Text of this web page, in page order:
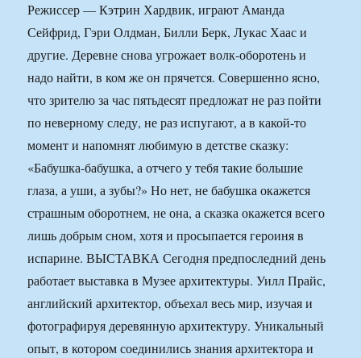
Режиссер — Кэтрин Хардвик, играют Аманда
Сейфрид, Гэри Олдман, Билли Берк, Лукас Хаас и
другие. Деревне снова угрожает волк-оборотень и
надо найти, в ком же он прячется. Совершенно ясно,
что зрителю за час пятьдесят предложат не раз пойти
по неверному следу, не раз испугают, а в какой-то
момент и напомнят любимую в детстве сказку:
«Бабушка-бабушка, а отчего у тебя такие большие
глаза, а уши, а зубы?» Но нет, не бабушка окажется
страшным оборотнем, не она, а сказка окажется всего
лишь добрым сном, хотя и просыпается героиня в
испарине. ВЫСТАВКА Сегодня предпоследний день
работает выставка в Музее архитектуры. Уилл Прайс,
английский архитектор, объехал весь мир, изучая и
фотографируя деревянную архитектуру. Уникальный
опыт, в котором соединились знания архитектора и